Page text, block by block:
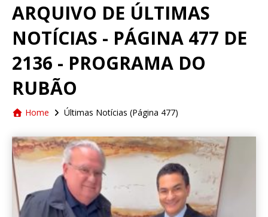
ARQUIVO DE ÚLTIMAS
NOTÍCIAS - PÁGINA 477 DE
2136 - PROGRAMA DO
RUBÃO
Home Últimas Notícias (Página 477)